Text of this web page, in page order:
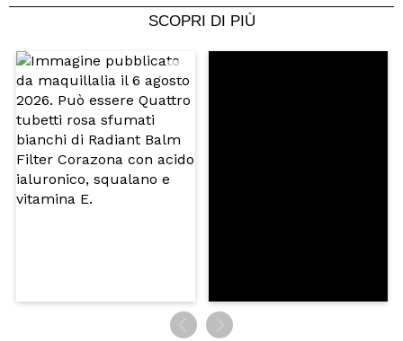
Consiglieresti questo acquisto?
5/5
INVIA
SCOPRI DI PIÙ